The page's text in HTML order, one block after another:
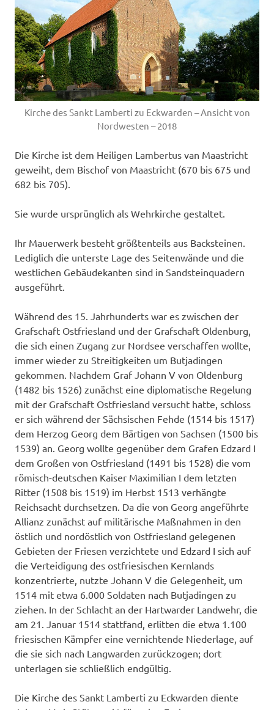
Kirche des Sankt Lamberti zu Eckwarden – Ansicht von
Nordwesten – 2018
Die Kirche ist dem Heiligen Lambertus van Maastricht
geweiht, dem Bischof von Maastricht (670 bis 675 und
682 bis 705).
Sie wurde ursprünglich als Wehrkirche gestaltet.
Ihr Mauerwerk besteht größtenteils aus Backsteinen.
Lediglich die unterste Lage des Seitenwände und die
westlichen Gebäudekanten sind in Sandsteinquadern
ausgeführt.
Während des 15. Jahrhunderts war es zwischen der
Grafschaft Ostfriesland und der Grafschaft Oldenburg,
die sich einen Zugang zur Nordsee verschaffen wollte,
immer wieder zu Streitigkeiten um Butjadingen
gekommen. Nachdem Graf Johann V von Oldenburg
(1482 bis 1526) zunächst eine diplomatische Regelung
mit der Grafschaft Ostfriesland versucht hatte, schloss
er sich während der Sächsischen Fehde (1514 bis 1517)
dem Herzog Georg dem Bärtigen von Sachsen (1500 bis
1539) an. Georg wollte gegenüber dem Grafen Edzard I
dem Großen von Ostfriesland (1491 bis 1528) die vom
römisch-deutschen Kaiser Maximilian I dem letzten
Ritter (1508 bis 1519) im Herbst 1513 verhängte
Reichsacht durchsetzen. Da die von Georg angeführte
Allianz zunächst auf militärische Maßnahmen in den
östlich und nordöstlich von Ostfriesland gelegenen
Gebieten der Friesen verzichtete und Edzard I sich auf
die Verteidigung des ostfriesischen Kernlands
konzentrierte, nutzte Johann V die Gelegenheit, um
1514 mit etwa 6.000 Soldaten nach Butjadingen zu
ziehen. In der Schlacht an der Hartwarder Landwehr, die
am 21. Januar 1514 stattfand, erlitten die etwa 1.100
friesischen Kämpfer eine vernichtende Niederlage, auf
die sie sich nach Langwarden zurückzogen; dort
unterlagen sie schließlich endgültig.
Die Kirche des Sankt Lamberti zu Eckwarden diente